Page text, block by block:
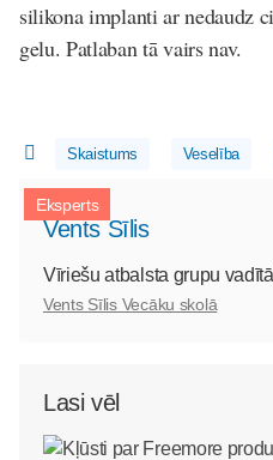
silikona implanti ar nedaudz
gelu. Patlaban tā vairs nav.
Skaistums Veselība
Eksperts
Vents Sīlis
Vīriešu atbalsta grupu
Vents Sīlis Vecāku skolā
Lasi vēl